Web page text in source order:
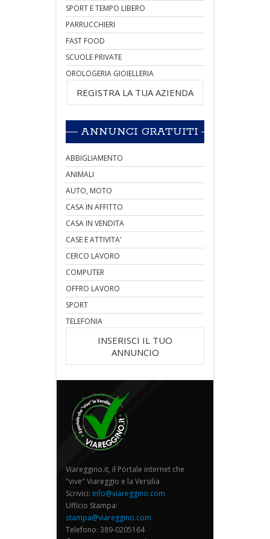
SPORT E TEMPO LIBERO
PARRUCCHIERI
FAST FOOD
SCUOLE PRIVATE
OROLOGERIA GIOIELLERIA
REGISTRA LA TUA AZIENDA
ANNUNCI GRATUITI
ABBIGLIAMENTO
ANIMALI
AUTO, MOTO
CASA IN AFFITTO
CASA IN VENDITA
CASE E ATTIVITA'
CERCO LAVORO
COMPUTER
OFFRO LAVORO
SPORT
TELEFONIA
INSERISCI IL TUO
ANNUNCIO
Viareggino.it, il Portale internet che
"vive" Viareggio e la Versilia
Scrivici: info@viareggino.com
Ufficio Stampa:
stampa@viareggino.com
Telefono: 389-0205164